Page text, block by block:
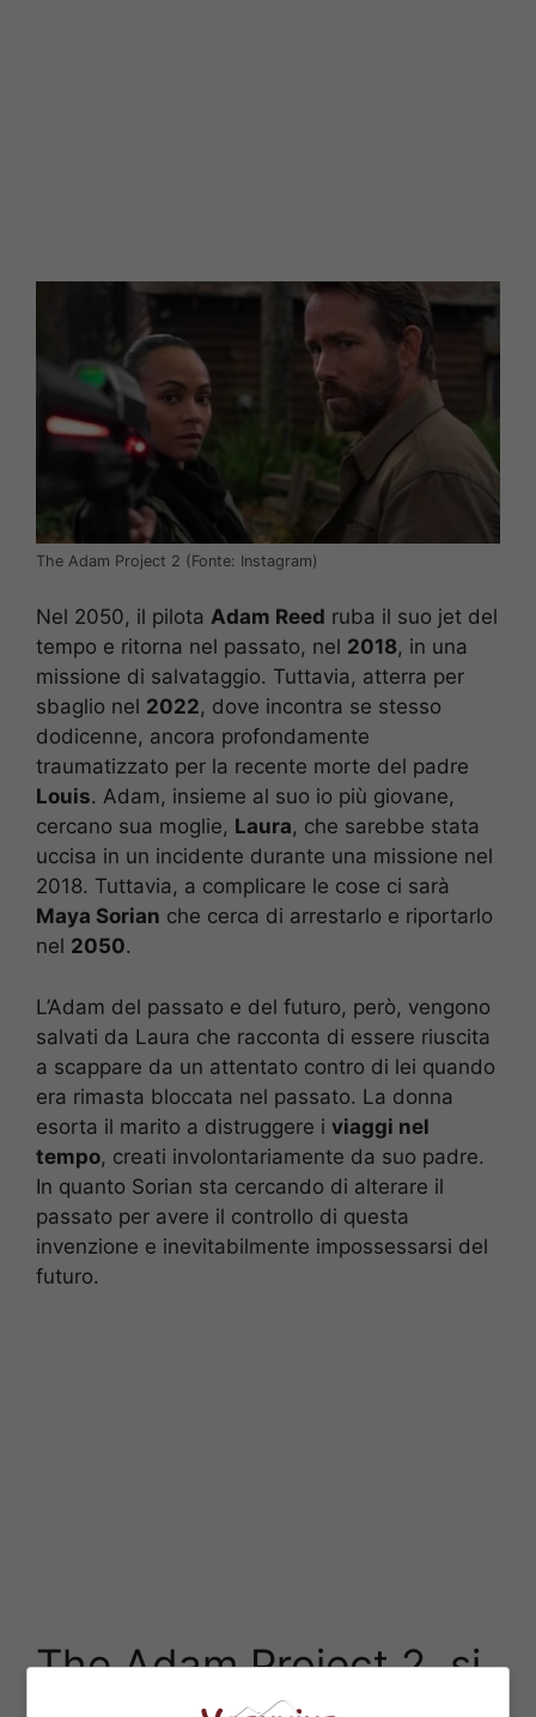
The Adam Project 2 (Fonte: Instagram)
Nel 2050, il pilota Adam Reed ruba il suo jet del
tempo e ritorna nel passato, nel 2018, in una
missione di salvataggio. Tuttavia, atterra per
sbaglio nel 2022, dove incontra se stesso
dodicenne, ancora profondamente
traumatizzato per la recente morte del padre
Louis. Adam, insieme al suo io più giovane,
cercano sua moglie, Laura, che sarebbe stata
uccisa in un incidente durante una missione nel
2018. Tuttavia, a complicare le cose ci sarà
Maya Sorian che cerca di arrestarlo e riportarlo
nel 2050.
L’Adam del passato e del futuro, però, vengono
salvati da Laura che racconta di essere riuscita
a scappare da un attentato contro di lei quando
era rimasta bloccata nel passato. La donna
esorta il marito a distruggere i viaggi nel
tempo, creati involontariamente da suo padre.
In quanto Sorian sta cercando di alterare il
passato per avere il controllo di questa
invenzione e inevitabilmente impossessarsi del
futuro.
The Adam Project 2 si